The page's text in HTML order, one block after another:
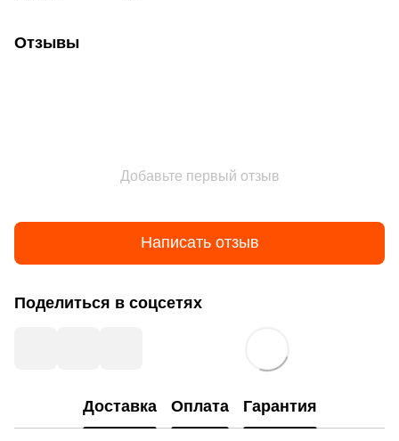
Отзывы
Добавьте первый отзыв
Написать отзыв
Поделиться в соцсетях
Доставка Оплата Гарантия